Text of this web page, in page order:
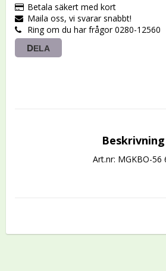
Betala säkert med kort
Maila oss, vi svarar snabbt!
Ring om du har frågor 0280-12560
DELA
Beskrivning
Art.nr: MGKBO-56